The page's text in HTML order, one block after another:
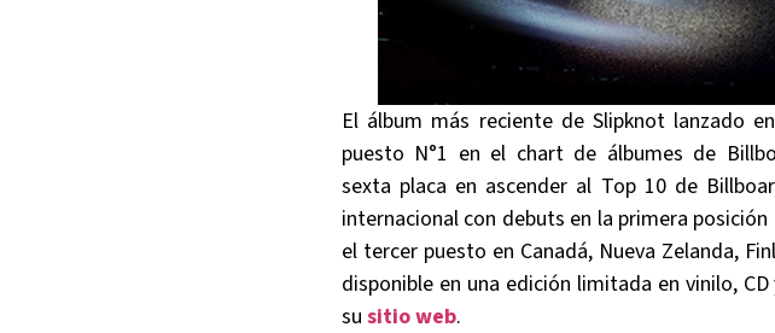
El álbum más reciente de Slipknot lanzado
puesto N°1 en el chart de álbumes de
sexta placa en ascender al Top 10 de
internacional con debuts en la primera posición
el tercer puesto en Canadá, Nueva Zelanda,
disponible en una edición limitada en vinilo,
su sitio web.